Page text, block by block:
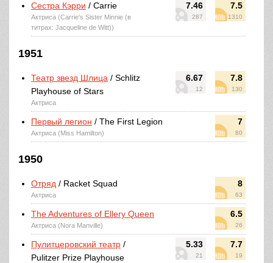
7.46
287
7.5
1310
Сестра Кэрри / Carrie
Актриса (Carrie's Sister Minnie (в
титрах: Jacqueline de Witt))
1951
6.67
12
7.8
130
Театр звезд Шлица / Schlitz
Playhouse of Stars
Актриса
7
80
Первый легион / The First Legion
Актриса (Miss Hamilton)
1950
8
63
Отряд / Racket Squad
Актриса
6.5
26
The Adventures of Ellery Queen
Актриса (Nora Manville)
5.33
21
7.7
19
Пулитцеровский театр /
Pulitzer Prize Playhouse